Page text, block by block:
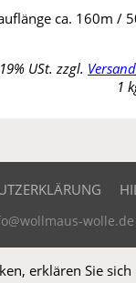
ca. 160m /
USt. zzgl. Versand
1
wolle.de
erklären Sie